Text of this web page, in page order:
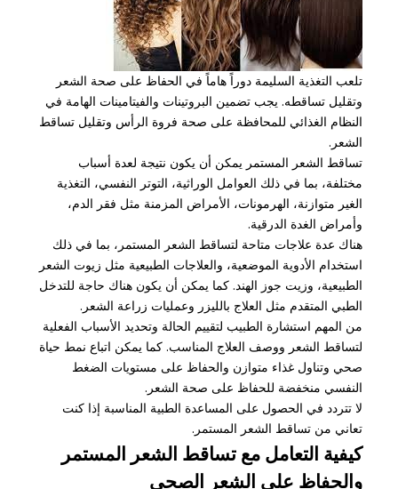
تلعب التغذية السليمة دوراً هاماً في الحفاظ على صحة الشعر
وتقليل تساقطه. يجب تضمين البروتينات والفيتامينات الهامة في
النظام الغذائي للمحافظة على صحة فروة الرأس وتقليل تساقط
الشعر.
تساقط الشعر المستمر يمكن أن يكون نتيجة لعدة أسباب
مختلفة، بما في ذلك العوامل الوراثية، التوتر النفسي، التغذية
الغير متوازنة، الهرمونات، الأمراض المزمنة مثل فقر الدم،
وأمراض الغدة الدرقية.
هناك عدة علاجات متاحة لتساقط الشعر المستمر، بما في ذلك
استخدام الأدوية الموضعية، والعلاجات الطبيعية مثل زيوت الشعر
الطبيعية، وزيت جوز الهند. كما يمكن أن يكون هناك حاجة للتدخل
الطبي المتقدم مثل العلاج بالليزر وعمليات زراعة الشعر.
من المهم استشارة الطبيب لتقييم الحالة وتحديد الأسباب الفعلية
لتساقط الشعر ووصف العلاج المناسب. كما يمكن اتباع نمط حياة
صحي وتناول غذاء متوازن والحفاظ على مستويات الضغط
النفسي منخفضة للحفاظ على صحة الشعر.
لا تتردد في الحصول على المساعدة الطبية المناسبة إذا كنت
تعاني من تساقط الشعر المستمر.
كيفية التعامل مع تساقط الشعر المستمر
والحفاظ على الشعر الصحي